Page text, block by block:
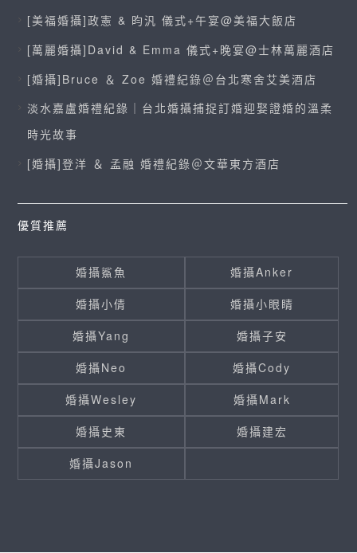
[美福婚攝]政憲 & 昀汎 儀式+午宴@美福大飯店
[萬麗婚攝]David & Emma 儀式+晚宴@士林萬麗酒店
[婚攝]Bruce ＆ Zoe 婚禮紀錄＠台北寒舍艾美酒店
淡水嘉盧婚禮紀錄｜台北婚攝捕捉訂婚迎娶證婚的溫柔
時光故事
[婚攝]登洋 ＆ 孟融 婚禮紀錄＠文華東方酒店
優質推薦
婚攝鯊魚
婚攝Anker
婚攝小倩
婚攝小眼睛
婚攝Yang
婚攝子安
婚攝Neo
婚攝Cody
婚攝Wesley
婚攝Mark
婚攝史東
婚攝建宏
婚攝Jason